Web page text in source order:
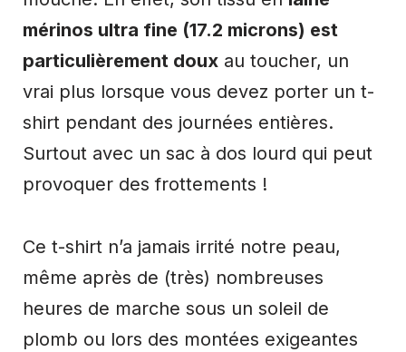
mérinos ultra fine (17.2 microns) est
particulièrement doux au toucher, un
vrai plus lorsque vous devez porter un t-
shirt pendant des journées entières.
Surtout avec un sac à dos lourd qui peut
provoquer des frottements !
Ce t-shirt n’a jamais irrité notre peau,
même après de (très) nombreuses
heures de marche sous un soleil de
plomb ou lors des montées exigeantes